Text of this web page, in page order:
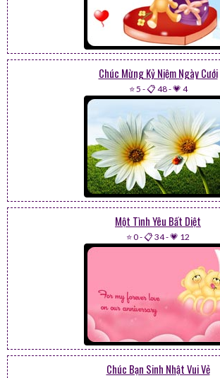
Chúc Mừng Kỷ Niệm Ngày Cưới
⭐ 5 -📋 48-💗 4
Một Tình Yêu Bất Diệt
⭐ 0-📋 34-💗 12
Chúc Bạn Sinh Nhật Vui Vẻ